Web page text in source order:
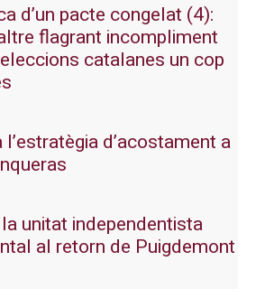
d’un pacte congelat (4):
flagrant incompliment
catalanes un cop
d’acostament a
unitat independentista
al retorn de Puigdemont